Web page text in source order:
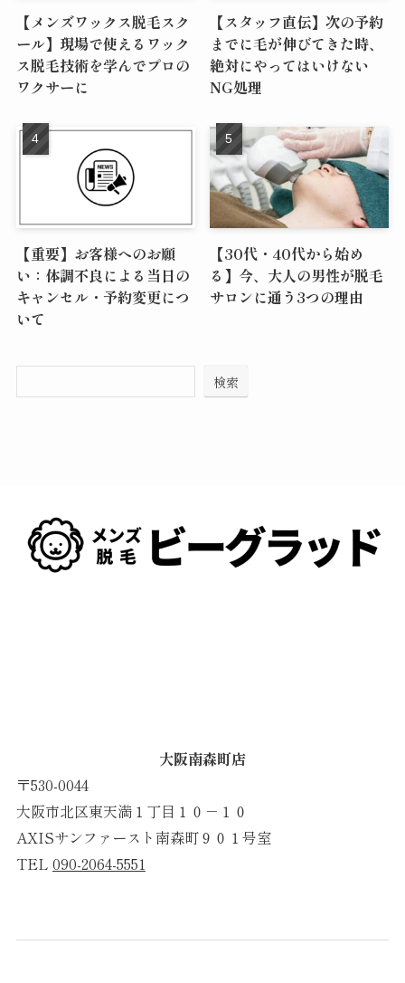
【メンズワックス脱毛スク
ール】現場で使えるワック
ス脱毛技術を学んでプロの
ワクサーに
【スタッフ直伝】次の予約
までに毛が伸びてきた時、
絶対にやってはいけない
NG処理
【重要】お客様へのお願
い：体調不良による当日の
キャンセル・予約変更につ
いて
【30代・40代から始め
る】今、大人の男性が脱毛
サロンに通う3つの理由
検索
大阪南森町店
〒530-0044
大阪市北区東天満１丁目１０－１０
AXISサンファースト南森町９０１号室
TEL 090-2064-5551